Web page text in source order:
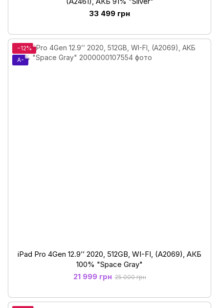
33 499 грн
−12%
A-
iPad Pro 4Gen 12.9’’ 2020, 512GB, WI-FI, (A2069), АКБ
100% "Space Gray"
21 999 грн 25 000 грн